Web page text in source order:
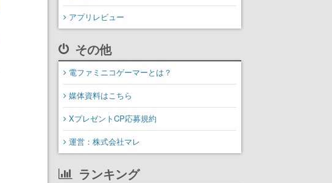
アプリレビュー
その他
電ファミニコゲーマーとは？
媒体資料はこちら
XプレゼントCP応募規約
運営：株式会社マレ
ランキング